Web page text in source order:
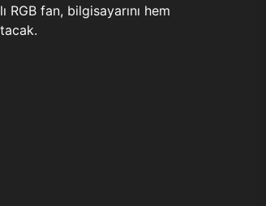
fan, bilgisayarını hem